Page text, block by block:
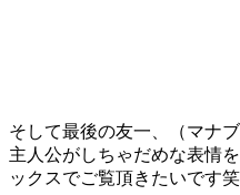
そして最後の友一、（マナ
主人公がしちゃだめな表情
ックスでご覧頂きたいです笑